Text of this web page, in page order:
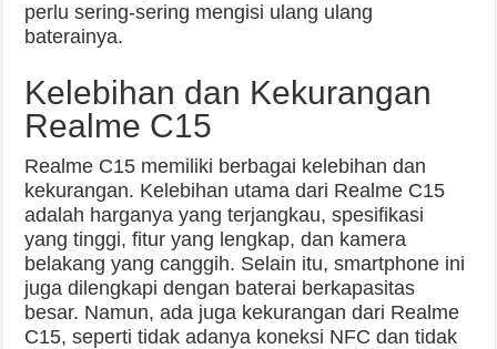
perlu sering-sering mengisi ulang ulang
baterainya.
Kelebihan dan Kekurangan
Realme C15
Realme C15 memiliki berbagai kelebihan dan
kekurangan. Kelebihan utama dari Realme C15
adalah harganya yang terjangkau, spesifikasi
yang tinggi, fitur yang lengkap, dan kamera
belakang yang canggih. Selain itu, smartphone ini
juga dilengkapi dengan baterai berkapasitas
besar. Namun, ada juga kekurangan dari Realme
C15, seperti tidak adanya koneksi NFC dan tidak